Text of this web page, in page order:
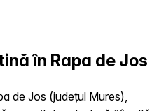
în Rapa de Jos
de Jos (județul Mures),